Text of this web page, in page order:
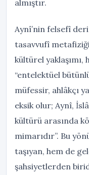
almıştır.
Aynî’nin felsefî
tasavvufî
kültürel
“entelektüel
müfessir, ahlâkçı
eksik olur; Aynî,
kültürü arasında
mimarıdır”. Bu
taşıyan, hem de
şahsiyetlerden